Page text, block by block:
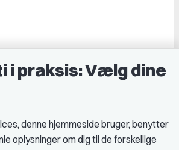
i praksis: Vælg dine
denne hjemmeside bruger, benytter
oplysninger om dig til de forskellige